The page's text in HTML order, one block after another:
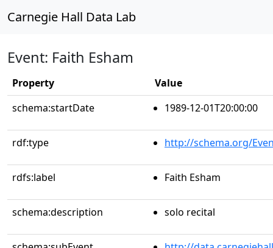
Carnegie Hall Data Lab
Event: Faith Esham
Property
Value
schema:startDate
1989-12-01T20:00:00
rdf:type http://schema.org/
rdfs:label Faith Esham
schema:description solo recital